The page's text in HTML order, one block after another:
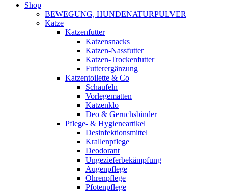
Shop
BEWEGUNG, HUNDENATURPULVER
Katze
Katzenfutter
Katzensnacks
Katzen-Nassfutter
Katzen-Trockenfutter
Futterergänzung
Katzentoilette & Co
Schaufeln
Vorlegematten
Katzenklo
Deo & Geruchsbinder
Pflege- & Hygieneartikel
Desinfektionsmittel
Krallenpflege
Deodorant
Ungezieferbekämpfung
Augenpflege
Ohrenpflege
Pfotenpflege